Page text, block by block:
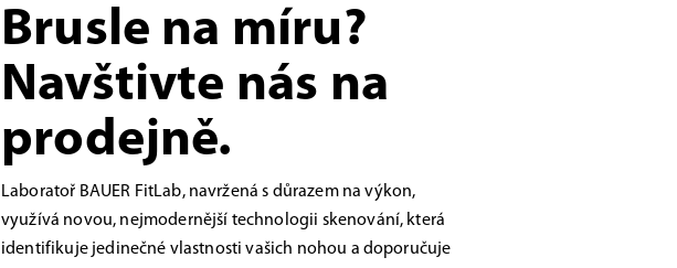
Brusle na míru?
Navštivte nás na
prodejně.
Laboratoř BAUER FitLab, navržená s důrazem na výkon,
využívá novou, nejmodernější technologii skenování, která
identifikuje jedinečné vlastnosti vašich nohou a doporučuje